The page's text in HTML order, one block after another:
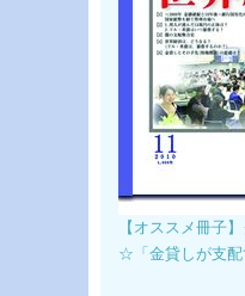
【オススメ冊子
☆「金貸しが支配